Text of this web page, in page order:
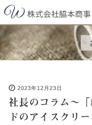
2023年12月23日
社長のコラム～
ドのアイスクリー